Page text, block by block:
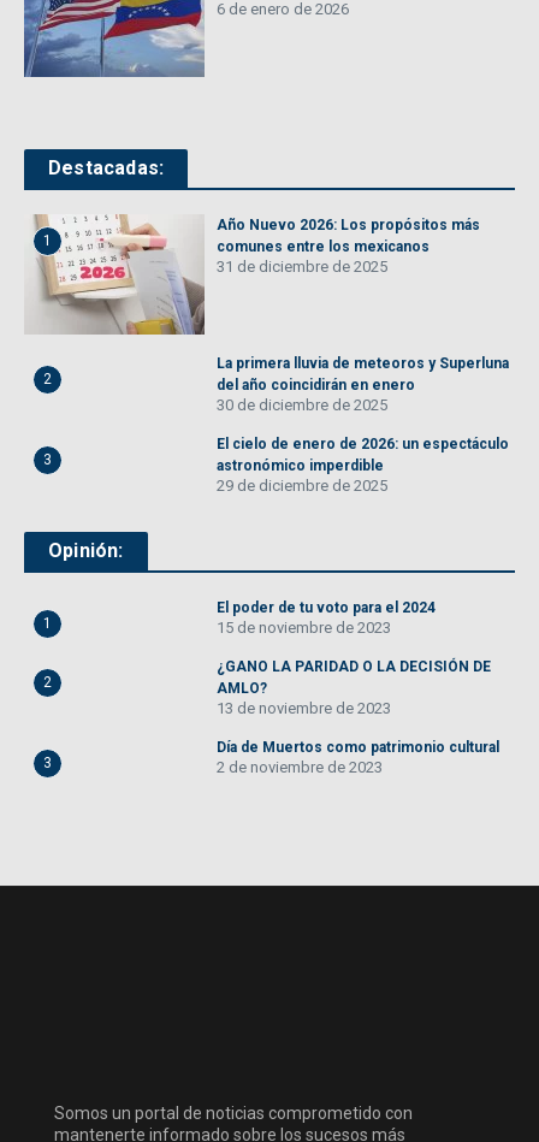
6 de enero de 2026
Destacadas:
1
Año Nuevo 2026: Los propósitos más
comunes entre los mexicanos
31 de diciembre de 2025
2
La primera lluvia de meteoros y Superluna
del año coincidirán en enero
30 de diciembre de 2025
3
El cielo de enero de 2026: un espectáculo
astronómico imperdible
29 de diciembre de 2025
Opinión:
1
El poder de tu voto para el 2024
15 de noviembre de 2023
2
¿GANO LA PARIDAD O LA DECISIÓN DE
AMLO?
13 de noviembre de 2023
3
Día de Muertos como patrimonio cultural
2 de noviembre de 2023
Somos un portal de noticias comprometido con
mantenerte informado sobre los sucesos más